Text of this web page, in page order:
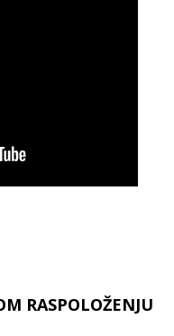
RASPOLOŽENJU